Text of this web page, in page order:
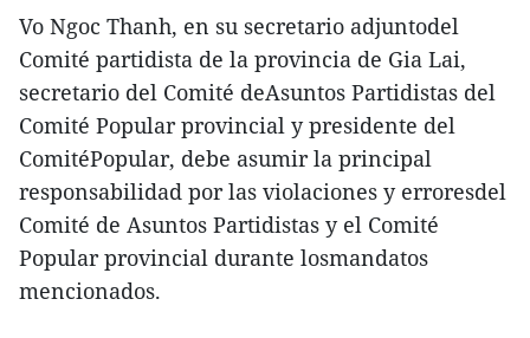
Vo Ngoc Thanh, en su secretario adjuntodel
Comité partidista de la provincia de Gia Lai,
secretario del Comité deAsuntos Partidistas del
Comité Popular provincial y presidente del
ComitéPopular, debe asumir la principal
responsabilidad por las violaciones y erroresdel
Comité de Asuntos Partidistas y el Comité
Popular provincial durante losmandatos
mencionados.